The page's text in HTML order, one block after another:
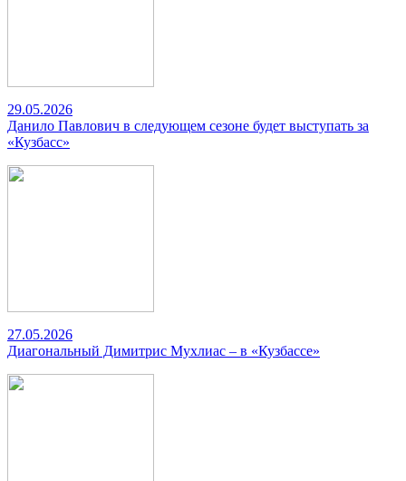
29.05.2026
Данило Павлович в следующем сезоне будет выступать за
«Кузбасс»
27.05.2026
Диагональный Димитрис Мухлиас – в «Кузбассе»